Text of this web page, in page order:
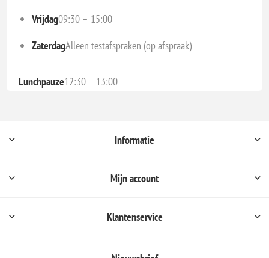
Vrijdag09:30 – 15:00
ZaterdagAlleen testafspraken (op afspraak)
Lunchpauze12:30 – 13:00
Informatie
Mijn account
Klantenservice